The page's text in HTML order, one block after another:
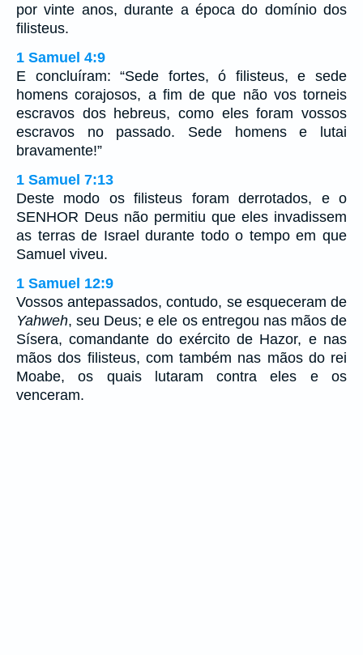
por vinte anos, durante a época do domínio dos
filisteus.
1 Samuel 4:9
E concluíram: “Sede fortes, ó filisteus, e sede
homens corajosos, a fim de que não vos torneis
escravos dos hebreus, como eles foram vossos
escravos no passado. Sede homens e lutai
bravamente!”
1 Samuel 7:13
Deste modo os filisteus foram derrotados, e o
SENHOR Deus não permitiu que eles invadissem
as terras de Israel durante todo o tempo em que
Samuel viveu.
1 Samuel 12:9
Vossos antepassados, contudo, se esqueceram de
Yahweh, seu Deus; e ele os entregou nas mãos de
Sísera, comandante do exército de Hazor, e nas
mãos dos filisteus, com também nas mãos do rei
Moabe, os quais lutaram contra eles e os
venceram.